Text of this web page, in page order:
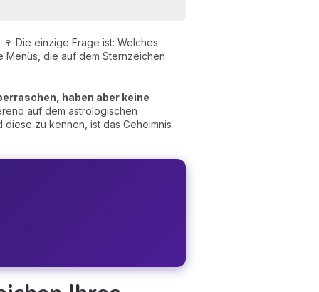
Die einzige Frage ist: Welches
Menüs, die auf dem Sternzeichen
haben aber keine
auf dem astrologischen
zu kennen, ist das Geheimnis